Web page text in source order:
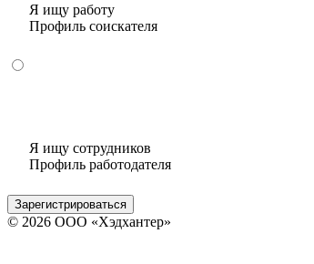
Я ищу работу
Профиль соискателя
Я ищу сотрудников
Профиль работодателя
Зарегистрироваться
© 2026 ООО «Хэдхантер»